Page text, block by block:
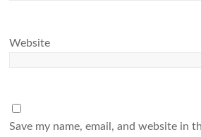
Website
Save my name, email, and website in